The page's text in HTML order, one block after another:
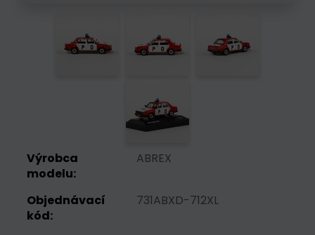
Výrobca
modelu:
ABREX
Objednávací
kód:
731ABXD-712XL